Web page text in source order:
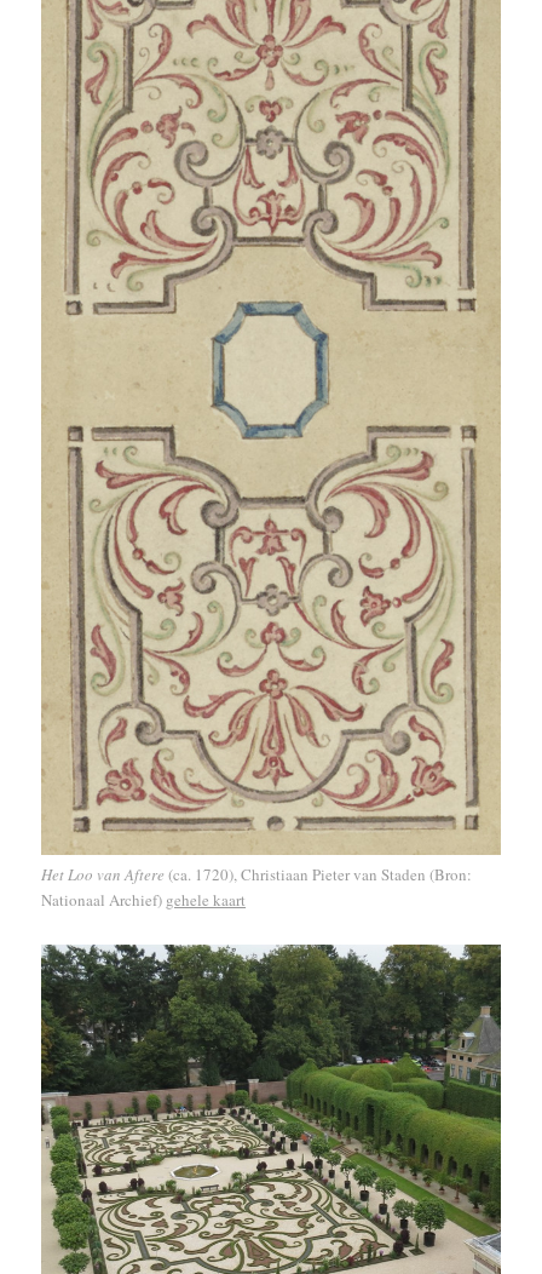
Het Loo van Aftere (ca. 1720), Christiaan Pieter van Staden (Bron:
Nationaal Archief) gehele kaart